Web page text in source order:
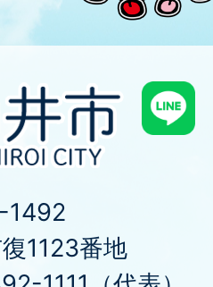
1492
1123番地